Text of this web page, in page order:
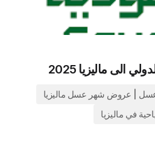
الى ماليزيا 2025
عسل | عروض شهر عسل ماليزيا
في ماليزيا